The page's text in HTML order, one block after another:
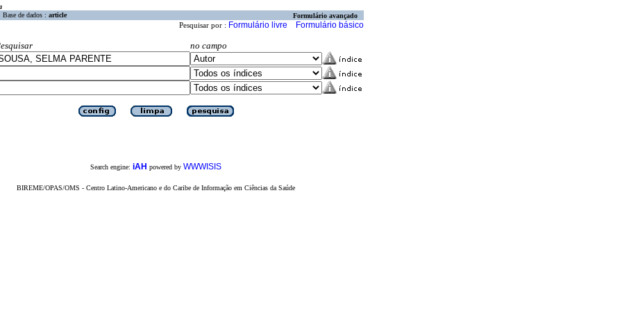
Base de dados : article Formulário avançado
Pesquisar por : Formulário livre Formulário básico
no campo
Search engine: iAH powered by WWWISIS
BIREME/OPAS/OMS - Centro Latino-Americano e do Caribe de Informação em Ciências da Saúde